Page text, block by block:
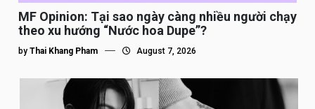
MF Opinion: Tại sao ngày càng nhiều người chạy
theo xu hướng “Nước hoa Dupe”?
by Thai Khang Pham August 7, 2026